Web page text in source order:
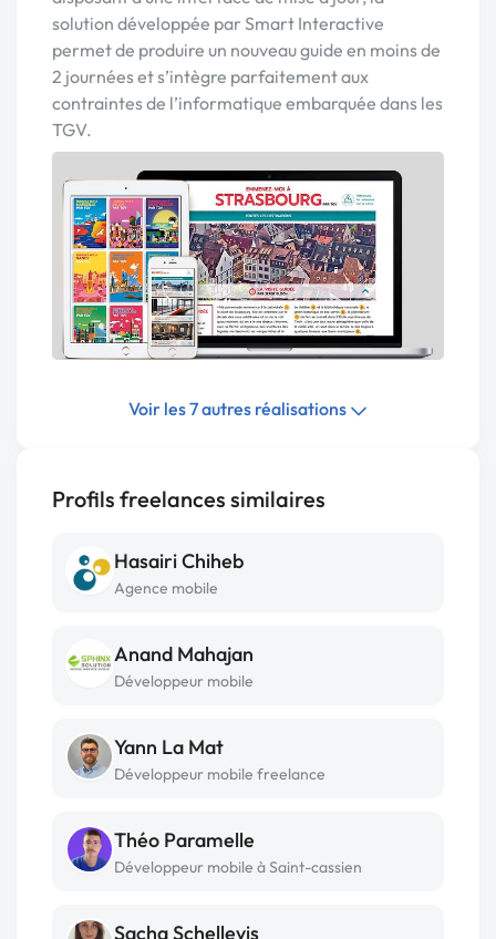
solution développée par Smart Interactive
permet de produire un nouveau guide en moins de
2 journées et s’intègre parfaitement aux
contraintes de l’informatique embarquée dans les
TGV.
Voir les 7 autres réalisations
Profils freelances similaires
Hasairi Chiheb
Agence mobile
Anand Mahajan
Développeur mobile
Yann La Mat
Développeur mobile freelance
Théo Paramelle
Développeur mobile à Saint-cassien
Sacha Schellevis